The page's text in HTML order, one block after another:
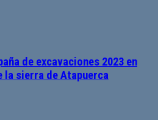
de excavaciones 2023 en
la sierra de Atapuerca